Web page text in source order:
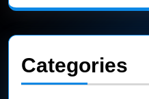
Categories